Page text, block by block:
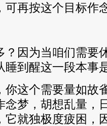
可再按这个目标作
？因为当咱们需要
睡到醒这一段本事
你这个需要量如故
念梦，胡想乱量，
它就独极度疲困，